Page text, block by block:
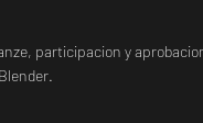
participacion y